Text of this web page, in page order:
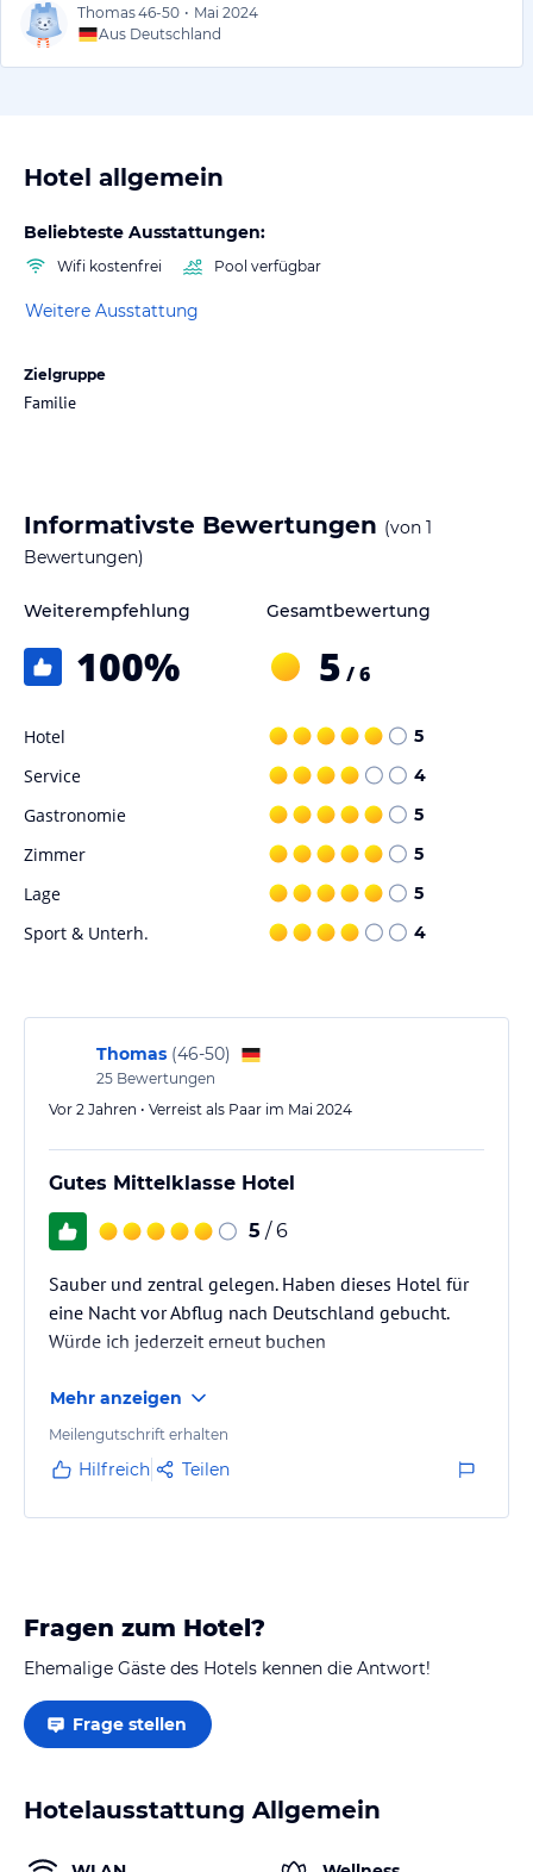
Thomas46-50 • Mai 2024
Aus Deutschland
Hotel allgemein
Beliebteste Ausstattungen:
Wifi kostenfrei Pool verfügbar
Weitere Ausstattung
Zielgruppe
Familie
Informativste Bewertungen (von 1
Bewertungen)
Weiterempfehlung
100%
Gesamtbewertung
5 / 6
Hotel 5
Service 4
Gastronomie 5
Zimmer 5
Lage 5
Sport & Unterh. 4
Thomas (46-50)
25 Bewertungen
Vor 2 Jahren • Verreist als Paar im Mai 2024
Gutes Mittelklasse Hotel
5 / 6
Sauber und zentral gelegen. Haben dieses Hotel für
eine Nacht vor Abflug nach Deutschland gebucht.
Würde ich jederzeit erneut buchen
Mehr anzeigen
Meilengutschrift erhalten
Hilfreich Teilen
Fragen zum Hotel?
Ehemalige Gäste des Hotels kennen die Antwort!
Frage stellen
Hotelausstattung Allgemein